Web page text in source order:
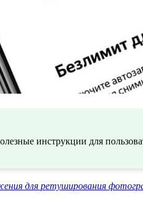
инструкции для
для ретуширования